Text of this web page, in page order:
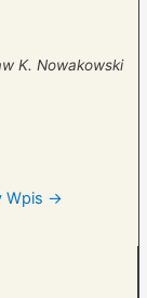
K. Nowakowski
Wpis →